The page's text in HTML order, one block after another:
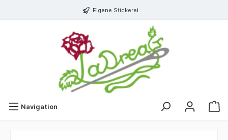
Eigene Stickerei
Navigation